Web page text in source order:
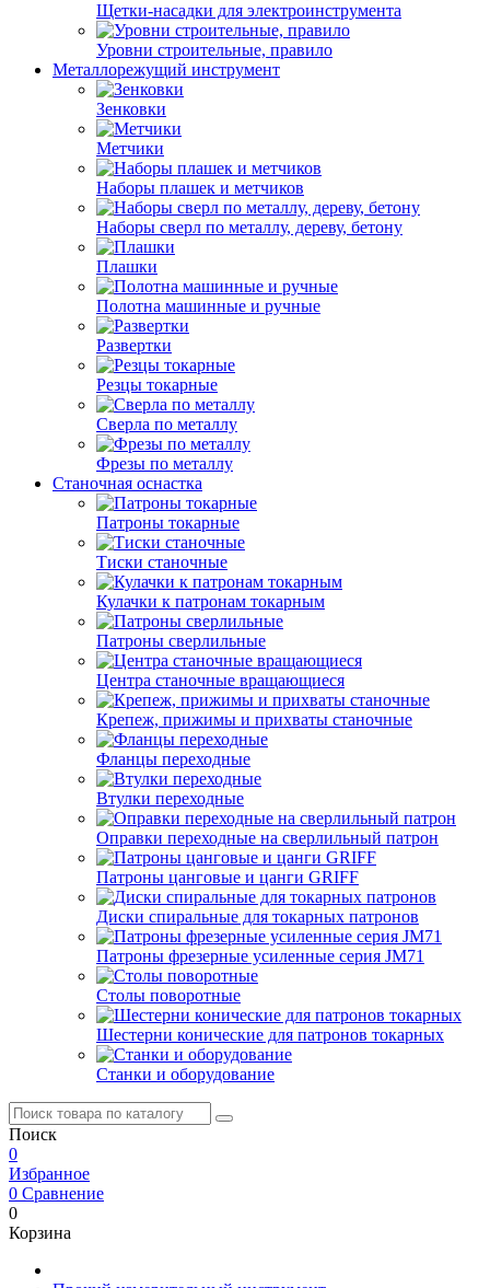
Щетки-насадки для электроинструмента
Уровни строительные, правило
Металлорежущий инструмент
Зенковки
Метчики
Наборы плашек и метчиков
Наборы сверл по металлу, дереву, бетону
Плашки
Полотна машинные и ручные
Развертки
Резцы токарные
Сверла по металлу
Фрезы по металлу
Станочная оснастка
Патроны токарные
Тиски станочные
Кулачки к патронам токарным
Патроны сверлильные
Центра станочные вращающиеся
Крепеж, прижимы и прихваты станочные
Фланцы переходные
Втулки переходные
Оправки переходные на сверлильный патрон
Патроны цанговые и цанги GRIFF
Диски спиральные для токарных патронов
Патроны фрезерные усиленные серия JM71
Столы поворотные
Шестерни конические для патронов токарных
Станки и оборудование
Поиск
0
Избранное
0 Сравнение
0
Корзина